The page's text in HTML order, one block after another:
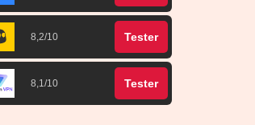
8,2/10 Tester
8,1/10 Tester